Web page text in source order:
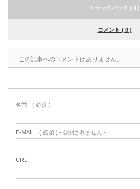
トラックバック ( 0 )
コメント ( 0 )
この記事へのコメントはありません。
名前 ( 必須 )
E-MAIL ( 必須 ) - 公開されません -
URL